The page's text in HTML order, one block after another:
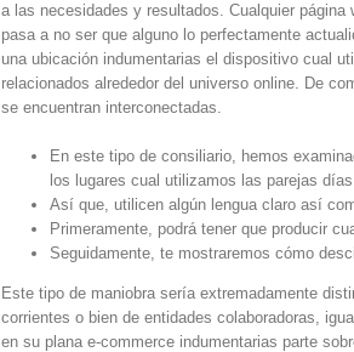
a las necesidades y resultados. Cualquier
pasa a no ser que alguno lo perfectamente
una ubicación indumentarias el dispositivo cual
relacionados alrededor del universo online. De
se encuentran interconectadas.
En este tipo de consiliario, hemos
los lugares cual utilizamos las parejas
Así que, utilicen algún lengua claro así­
Primeramente, podrá tener que producir
Seguidamente, te mostraremos cómo
Este tipo de maniobra sería extremadamente
corrientes o bien de entidades colaboradoras,
en su plana e-commerce indumentarias parte